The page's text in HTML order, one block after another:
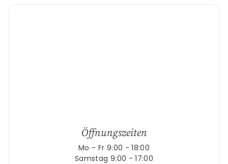
Öffnungszeiten
Mo - Fr 9:00 - 18:00
Samstag 9:00 - 17:00